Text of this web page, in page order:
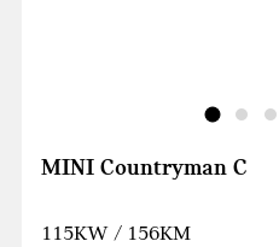
MINI Countryman C
115KW / 156KM